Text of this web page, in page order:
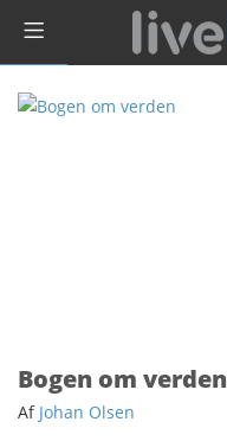
Bogen om verden
Af Johan Olsen